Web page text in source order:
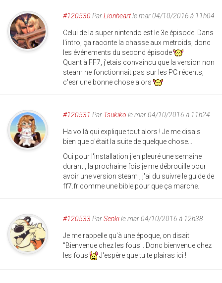
#120530 ParLionheartle mar 04/10/2016 à 11h04
Celui de la super nintendo est le 3e épisode! Dans
l'intro, ça raconte la chasse aux metroids, donc
les événements du second épisode
Quant à FF7, j'etais convaincu que la version non
steam ne fonctionnait pas sur les PC récents,
c'esr une bonne chose alors
#120531 Par Tsukiko le mar 04/10/2016 à 11h24
Ha voilà qui explique tout alors ! Je me disais
bien que c'était la suite de quelque chose...
Oui pour l'installation j'en pleuré une semaine
durant , la prochaine fois je me débrouille pour
avoir une version steam , j'ai du suivre le guide de
ff7.fr comme une bible pour que ça marche.
#120533 ParSenkile mar 04/10/2016 à 12h38
Je me rappelle qu'à une époque, on disait
"Bienvenue chez les fous". Donc bienvenue chez
les fous
J'espère que tu te plairas ici !